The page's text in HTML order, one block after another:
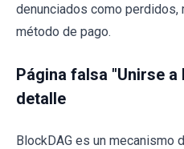
denunciados como perdidos,
método de pago.
Página falsa "Unirse a
detalle
BlockDAG es un mecanismo